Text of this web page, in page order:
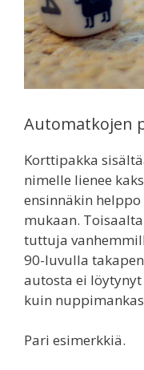
Automatkojen
Korttipakka
nimelle lienee
ensinnäkin
mukaan.
tuttuja
90-luvulla
autosta ei
kuin
Pari esimerkkiä.